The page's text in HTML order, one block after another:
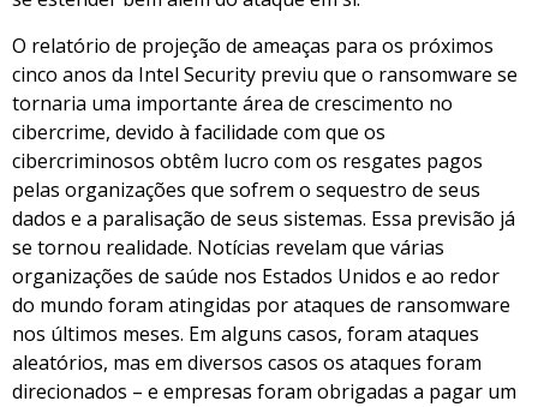
O relatório de projeção de ameaças para os próximos
cinco anos da Intel Security previu que o ransomware se
tornaria uma importante área de crescimento no
cibercrime, devido à facilidade com que os
cibercriminosos obtêm lucro com os resgates pagos
pelas organizações que sofrem o sequestro de seus
dados e a paralisação de seus sistemas. Essa previsão já
se tornou realidade. Notícias revelam que várias
organizações de saúde nos Estados Unidos e ao redor
do mundo foram atingidas por ataques de ransomware
nos últimos meses. Em alguns casos, foram ataques
aleatórios, mas em diversos casos os ataques foram
direcionados – e empresas foram obrigadas a pagar um